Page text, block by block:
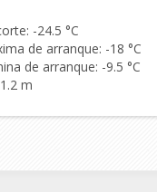
-24.5 °C
de arranque: -18 °C
de arranque: -9.5 °C
m